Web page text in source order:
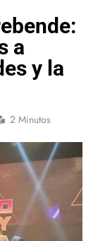
a
y la
2 Minutos